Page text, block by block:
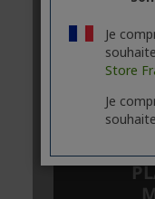
Je
Store
Je